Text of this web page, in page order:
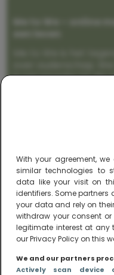
With your agreement, we
similar technologies to
data like your visit on
identifiers. Some partners
your data and rely on
withdraw your consent
legitimate interest at any
our Privacy Policy on this
We and our partners
Actively scan device
Me to We – online
is om moeder te zijn
zonder filter.
gaat met en naast
gegarandeerd een
peuters en boze